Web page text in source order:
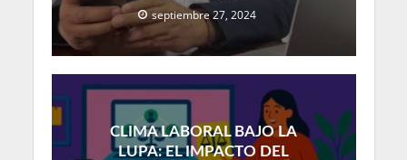
septiembre 27, 2024
CLIMA LABORAL BAJO LA
LUPA: EL IMPACTO DEL